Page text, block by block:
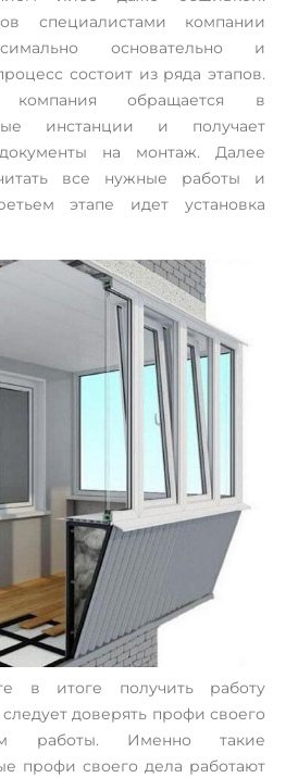
специалистами компании
основательно и
состоит из ряда этапов.
обращается в
инстанции и получает
на монтаж. Далее
все нужные работы и
этапе идет установка
в итоге получить работу
следует доверять профи своего
работы. Именно такие
профи своего дела работают